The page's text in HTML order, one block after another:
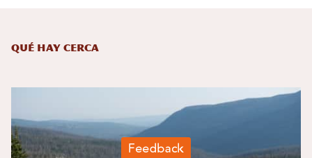
Qué hay cerca